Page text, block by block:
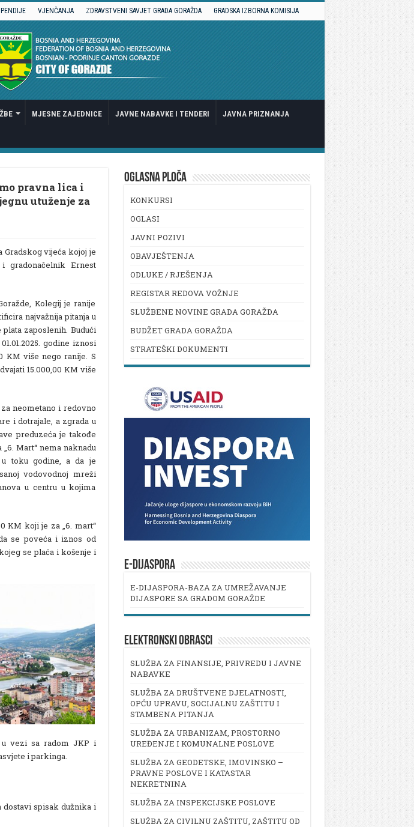
VJENČANJA ZDRAVSTVENI SAVJET GRADA GORAŽDA GRADSKA IZBORNA KOMISIJA
MJESNE ZAJEDNICE JAVNE NABAVKE I TENDERI JAVNA PRIZNANJA
pravna lica i
utuženje za
Gradskog vijeća kojoj je
i gradonačelnik Ernest
Kolegij je ranije
najvažnija pitanja u
zaposlenih. Budući
godine iznosi
KM više nego ranije. S
15.000,00 KM više
neometano i redovno
i dotrajale, a zgrada u
preduzeća je takođe
Mart“ nema naknadu
u toku godine, a da je
vodovodnoj mreži
u centru u kojima
KM koji je za „6. mart“
se poveća i iznos od
se plaća i košenje i
vezi sa radom JKP i
i parkinga.
dostavi spisak dužnika i
OGLASNA PLOČA
KONKURSI
OGLASI
JAVNI POZIVI
OBAVJEŠTENJA
ODLUKE / RJEŠENJA
REGISTAR REDOVA VOŽNJE
SLUŽBENE NOVINE GRADA GORAŽDA
BUDŽET GRADA GORAŽDA
STRATEŠKI DOKUMENTI
E-DIJASPORA
E-DIJASPORA-BAZA ZA UMREŽAVANJE
DIJASPORE SA GRADOM GORAŽDE
ELEKTRONSKI OBRASCI
SLUŽBA ZA FINANSIJE, PRIVREDU I JAVNE
NABAVKE
SLUŽBA ZA DRUŠTVENE DJELATNOSTI,
OPĆU UPRAVU, SOCIJALNU ZAŠTITU I
STAMBENA PITANJA
SLUŽBA ZA URBANIZAM, PROSTORNO
UREĐENJE I KOMUNALNE POSLOVE
SLUŽBA ZA GEODETSKE, IMOVINSKO –
PRAVNE POSLOVE I KATASTAR
NEKRETNINA
SLUŽBA ZA INSPEKCIJSKE POSLOVE
SLUŽBA ZA CIVILNU ZAŠTITU, ZAŠTITU OD